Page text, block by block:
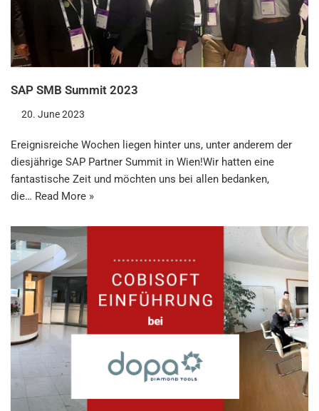
SAP SMB Summit 2023
20. June 2023
Ereignisreiche Wochen liegen hinter uns, unter anderem der
diesjährige SAP Partner Summit in Wien!Wir hatten eine
fantastische Zeit und möchten uns bei allen bedanken,
die… Read More »